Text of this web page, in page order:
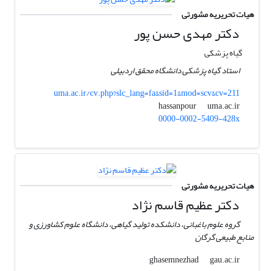
هیات تحریریه مشورتی
دکتر مهدی حسن پور
گیاه پزشکی
استاد گیاه پزشکی دانشگاه محقق اردبیلی
uma.ac.ir/cv.php?slc_lang=fa&sid=1&mod=scv&cv=211
hassanpour
uma.ac.ir
0000-0002-5409-428x
هیات تحریریه مشورتی
دکتر عظیم قاسم نژاد
گروه علوم باغبانی، دانشکده تولید گیاهی، دانشگاه علوم کشاورزی و
منابع طبیعی گرگان
ghasemnezhad
gau.ac.ir